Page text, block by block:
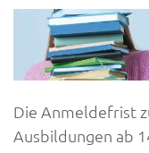
Die Anmeldefrist
Ausbildungen ab